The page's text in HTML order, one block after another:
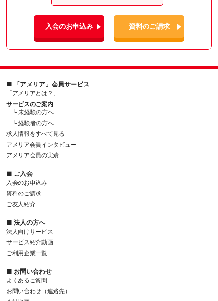
入会のお申込み 資料のご請求
■ 「アメリア」会員サービス
「アメリアとは？」
サービスのご案内
└ 未経験の方へ
└ 経験者の方へ
求人情報をすべて見る
アメリア会員インタビュー
アメリア会員の実績
■ ご入会
入会のお申込み
資料のご請求
ご友人紹介
■ 法人の方へ
法人向けサービス
サービス紹介動画
ご利用企業一覧
■ お問い合わせ
よくあるご質問
お問い合わせ（連絡先）